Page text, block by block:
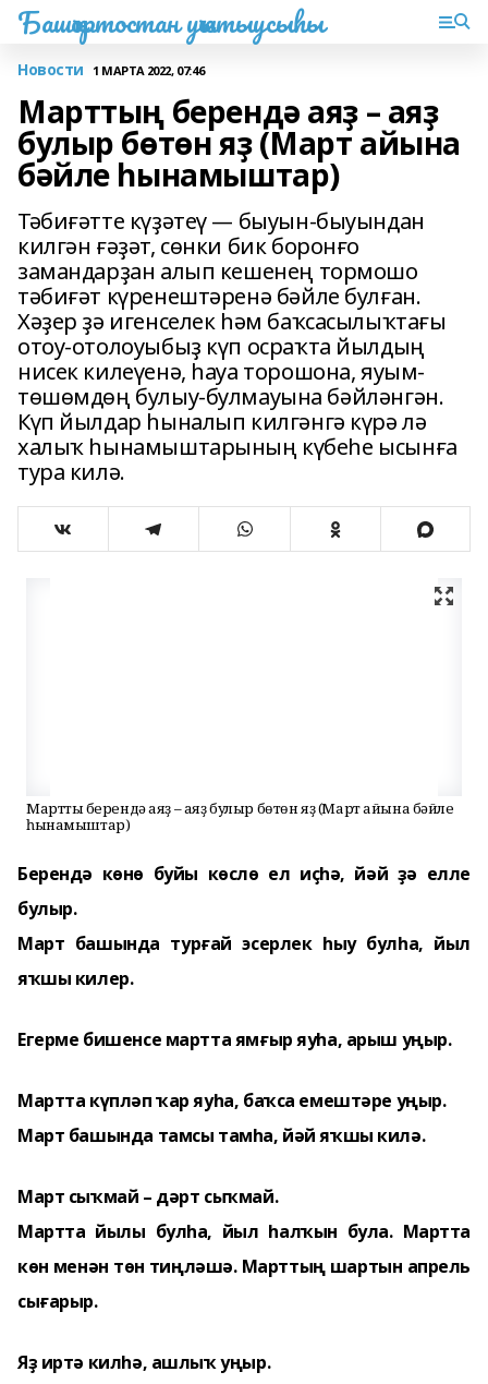
Башҡортостан уҡытыусыһы
Новости 1 МАРТА 2022, 07:46
Марттың берендә аяҙ – аяҙ
булыр бөтөн яҙ (Март айына
бәйле һынамыштар)
Тәбиғәтте күҙәтеү — быуын-быуындан
килгән ғәҙәт, сөнки бик боронғо
замандарҙан алып кешенең тормошо
тәбиғәт күренештәренә бәйле булған.
Хәҙер ҙә игенселек һәм баҡсасылыҡтағы
отоу-отолоуыбыҙ күп осраҡта йылдың
нисек килеүенә, һауа торошона, яуым-
төшөмдөң булыу-булмауына бәйләнгән.
Күп йылдар һыналып килгәнгә күрә лә
халыҡ һынамыштарының күбеһе ысынға
тура килә.
Марттың берендә аяҙ – аяҙ булыр бөтөн яҙ (Март айына бәйле
һынамыштар)
Берендә көнө буйы көслө ел иҫһә, йәй ҙә елле
булыр.
Март башында турғай эсерлек һыу булһа, йыл
яҡшы килер.
Егерме бишенсе мартта ямғыр яуһа, арыш уңыр.
Мартта күпләп ҡар яуһа, баҡса емештәре уңыр.
Март башында тамсы тамһа, йәй яҡшы килә.
Март сыҡмай – дәрт сыҡмай.
Мартта йылы булһа, йыл һалҡын була. Мартта
көн менән төн тиңләшә. Марттың шартын апрель
сығарыр.
Яҙ иртә килһә, ашлыҡ уңыр.